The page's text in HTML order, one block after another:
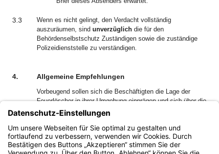
3.3
Wenn es nicht gelingt, den Verdacht vollständig
auszuräumen, sind unverzüglich die für den
Behördenselbstschutz Zuständigen sowie die zuständige
Polizeidienststelle zu verständigen.
4. Allgemeine Empfehlungen
Vorbeugend sollen sich die Beschäftigten die Lage der
Feuerlöscher in ihrer Umgebung einprägen und sich über die
kürzesten Fluchtwege informieren.